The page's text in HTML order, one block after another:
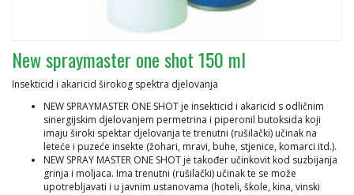
New spraymaster one shot 150 ml
Insekticid i akaricid širokog spektra djelovanja
NEW SPRAYMASTER ONE SHOT je insekticid i akaricid s odličnim
sinergijskim djelovanjem permetrina i piperonil butoksida koji
imaju široki spektar djelovanja te trenutni (rušilački) učinak na
leteće i puzeće insekte (žohari, mravi, buhe, stjenice, komarci itd.).
NEW SPRAY MASTER ONE SHOT je također učinkovit kod suzbijanja
grinja i moljaca. Ima trenutni (rušilački) učinak te se može
upotrebljavati i u javnim ustanovama (hoteli, škole, kina, vinski